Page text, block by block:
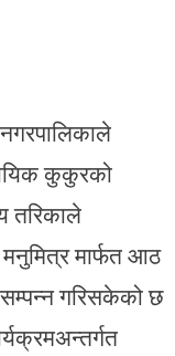
कुकुरको
तरिकाले
मार्फत आठ
गरिसकेको छ